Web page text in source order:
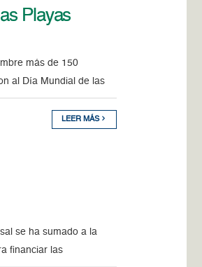
Playas
más de 150
al Día Mundial de las
LEER MÁS
se ha sumado a la
financiar las